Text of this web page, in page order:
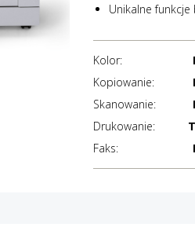
Unikalne
Kolor:
Kopiowanie:
Skanowanie:
Drukowanie:
Faks: